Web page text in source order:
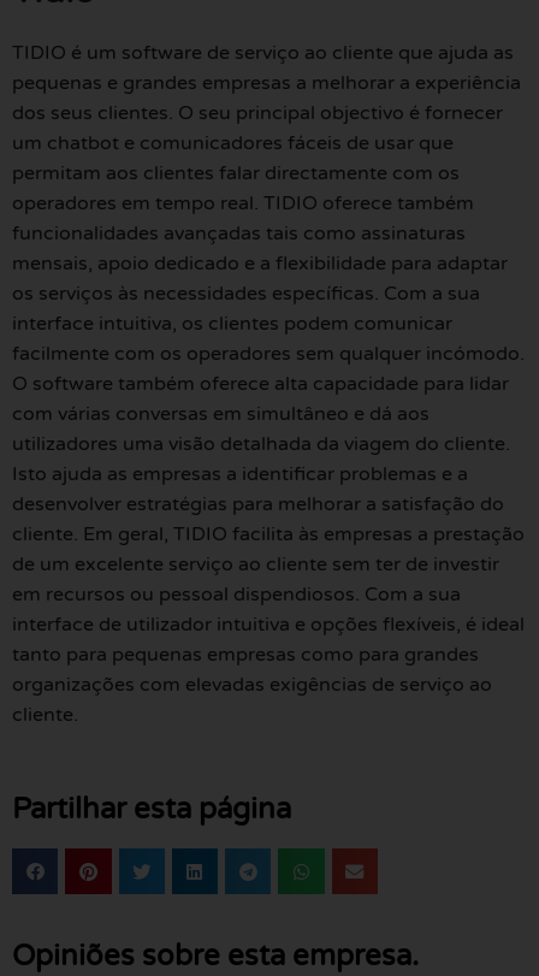
TIDIO é um software de serviço ao cliente que ajuda as
pequenas e grandes empresas a melhorar a experiência
dos seus clientes. O seu principal objectivo é fornecer
um chatbot e comunicadores fáceis de usar que
permitam aos clientes falar directamente com os
operadores em tempo real. TIDIO oferece também
funcionalidades avançadas tais como assinaturas
mensais, apoio dedicado e a flexibilidade para adaptar
os serviços às necessidades específicas. Com a sua
interface intuitiva, os clientes podem comunicar
facilmente com os operadores sem qualquer incómodo.
O software também oferece alta capacidade para lidar
com várias conversas em simultâneo e dá aos
utilizadores uma visão detalhada da viagem do cliente.
Isto ajuda as empresas a identificar problemas e a
desenvolver estratégias para melhorar a satisfação do
cliente. Em geral, TIDIO facilita às empresas a prestação
de um excelente serviço ao cliente sem ter de investir
em recursos ou pessoal dispendiosos. Com a sua
interface de utilizador intuitiva e opções flexíveis, é ideal
tanto para pequenas empresas como para grandes
organizações com elevadas exigências de serviço ao
cliente.
Partilhar esta página
Opiniões sobre esta empresa.